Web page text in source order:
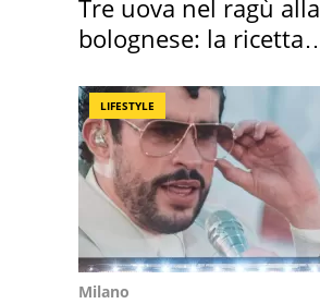
Tre uova nel ragù alla
bolognese: la ricetta
LIFESTYLE
Milano